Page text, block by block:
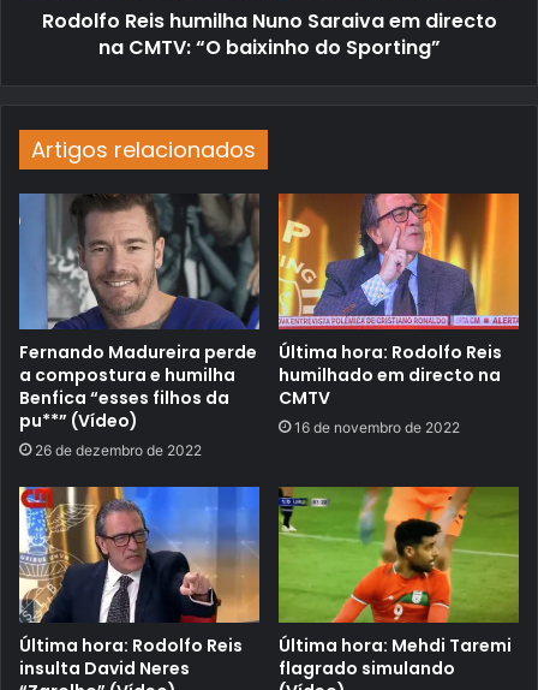
Rodolfo Reis humilha Nuno Saraiva em directo
na CMTV: “O baixinho do Sporting”
Artigos relacionados
Fernando Madureira perde
a compostura e humilha
Benfica “esses filhos da
pu**” (Vídeo)
26 de dezembro de 2022
Última hora: Rodolfo Reis
humilhado em directo na
CMTV
16 de novembro de 2022
Última hora: Rodolfo Reis
insulta David Neres
Última hora: Mehdi Taremi
flagrado simulando